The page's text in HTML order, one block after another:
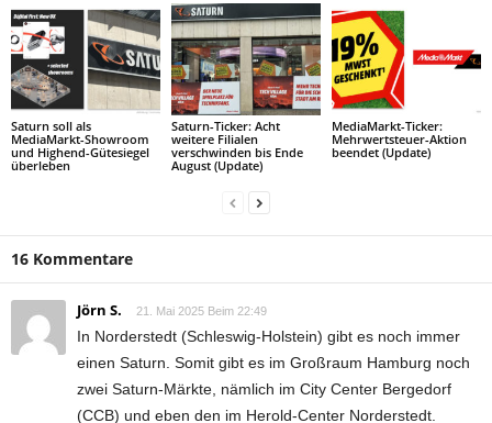
Saturn soll als
MediaMarkt-Showroom
und Highend-Gütesiegel
überleben
Saturn-Ticker: Acht
weitere Filialen
verschwinden bis Ende
August (Update)
MediaMarkt-Ticker:
Mehrwertsteuer-Aktion
beendet (Update)
16 Kommentare
Jörn S. 21. Mai 2025 Beim 22:49
In Norderstedt (Schleswig-Holstein) gibt es noch immer
einen Saturn. Somit gibt es im Großraum Hamburg noch
zwei Saturn-Märkte, nämlich im City Center Bergedorf
(CCB) und eben den im Herold-Center Norderstedt.